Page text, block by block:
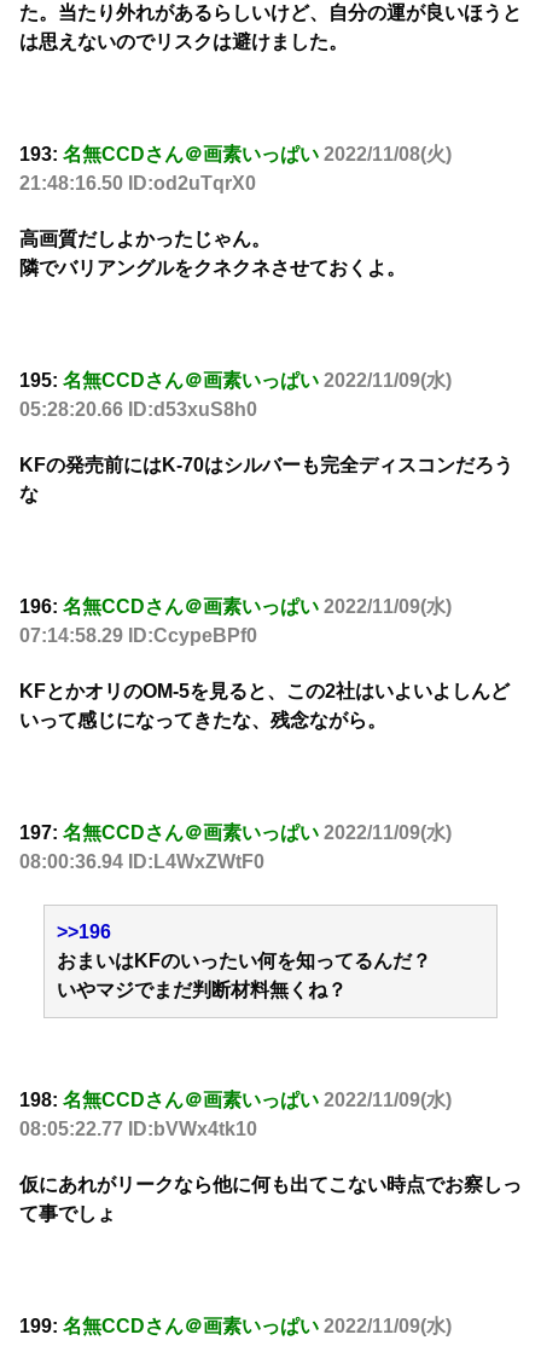
た。当たり外れがあるらしいけど、自分の運が良いほうと
は思えないのでリスクは避けました。
193: 名無CCDさん＠画素いっぱい 2022/11/08(火)
21:48:16.50 ID:od2uTqrX0
高画質だしよかったじゃん。
隣でバリアングルをクネクネさせておくよ。
195: 名無CCDさん＠画素いっぱい 2022/11/09(水)
05:28:20.66 ID:d53xuS8h0
KFの発売前にはK‐70はシルバーも完全ディスコンだろう
な
196: 名無CCDさん＠画素いっぱい 2022/11/09(水)
07:14:58.29 ID:CcypeBPf0
KFとかオリのOM-5を見ると、この2社はいよいよしんど
いって感じになってきたな、残念ながら。
197: 名無CCDさん＠画素いっぱい 2022/11/09(水)
08:00:36.94 ID:L4WxZWtF0
>>196
おまいはKFのいったい何を知ってるんだ？
いやマジでまだ判断材料無くね？
198: 名無CCDさん＠画素いっぱい 2022/11/09(水)
08:05:22.77 ID:bVWx4tk10
仮にあれがリークなら他に何も出てこない時点でお察しっ
て事でしょ
199: 名無CCDさん＠画素いっぱい 2022/11/09(水)